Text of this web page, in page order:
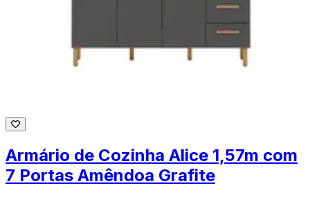
Armário de Cozinha Alice 1,57m com
7 Portas Amêndoa Grafite